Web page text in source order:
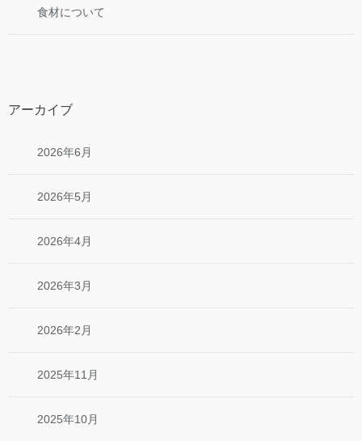
食材について
アーカイブ
2026年6月
2026年5月
2026年4月
2026年3月
2026年2月
2025年11月
2025年10月